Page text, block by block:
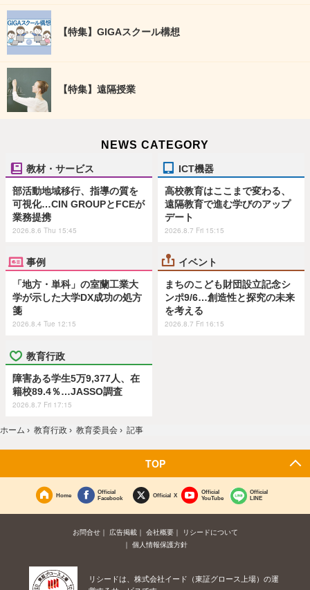
【特集】GIGAスクール構想
【特集】遠隔授業
NEWS CATEGORY
教材・サービス
部活動地域移行、指導の質を
可視化…CIN GROUPとFCEが
業務提携
2026.8.6 Thu 15:45
ICT機器
高校教育はここまで変わる、
遠隔教育で進む学びのアップ
デート
2026.8.7 Fri 15:15
事例
「地方・単科」の室蘭工業大
学が示した大学DX成功の処方
箋
2026.8.4 Tue 12:15
イベント
まちのこども財団設立記念シ
ンポ9/6…創造性と探究の未来
を考える
2026.8.7 Fri 16:15
教育行政
障害ある学生5万9,377人、在
籍校89.4％…JASSO調査
2026.8.7 Fri 17:15
ホーム › 教育行政 › 教育委員会 › 記事
TOP
Home
Official
Facebook
Official X
Official
YouTube
Official
LINE
お問合せ 広告掲載 会社概要
リシードについて
個人情報保護方針
リシードは、株式会社イード（東証グロース上場）の運